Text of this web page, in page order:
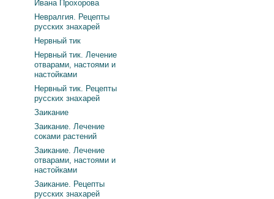
Ивана Прохорова
Невралгия. Рецепты
русских знахарей
Нервный тик
Нервный тик. Лечение
отварами, настоями и
настойками
Нервный тик. Рецепты
русских знахарей
Заикание
Заикание. Лечение
соками растений
Заикание. Лечение
отварами, настоями и
настойками
Заикание. Рецепты
русских знахарей